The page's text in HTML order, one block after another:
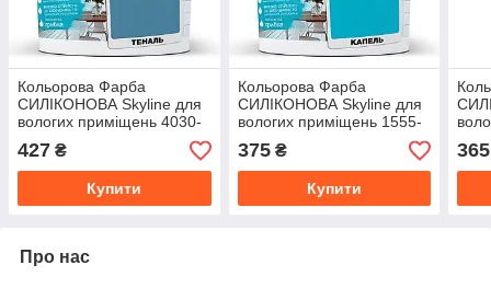
Кольорова Фарба
СИЛІКОНОВА Skyline для
вологих приміщень 4030-
B Теналь 1л
427 ₴
Купити
Кольорова Фарба
СИЛІКОНОВА Skyline для
вологих приміщень 1555-
B10G Капель 1л
375₴
Купити
365
Про нас